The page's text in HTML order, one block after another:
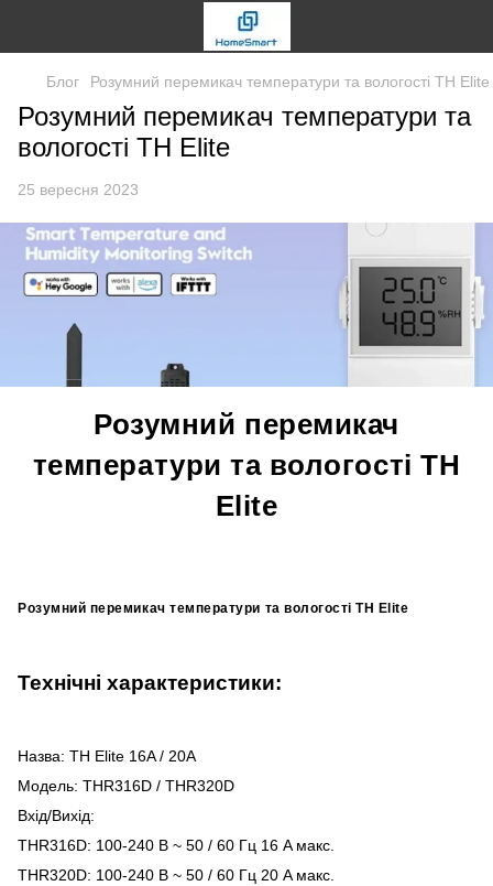
Блог Розумний перемикач температури та вологості TH Elite
Розумний перемикач температури та
вологості TH Elite
25 вересня 2023
Розумний перемикач
температури та вологостіTH
Elite
Розумний перемикач температури та вологостіTH Elite
Технічні характеристики:
Назва: TH Elite 16A / 20A
Модель: THR316D / THR320D
Вхід/Вихід:
THR316D: 100-240 В ~ 50 / 60 Гц 16 A макс.
THR320D: 100-240 В ~ 50 / 60 Гц 20 A макс.